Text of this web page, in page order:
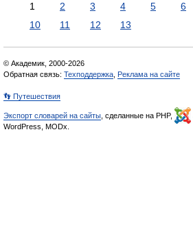
1 2 3 4 5 6
10
11 12 13
© Академик, 2000-2026
Обратная связь: Техподдержка Реклама на сайте
👣 Путешествия
Экспорт словарей на сайты , сделанные на PHP,
WordPress, MODx.